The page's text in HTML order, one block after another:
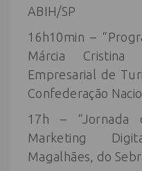
ABIH/SP
16h10min –
Márcia
Empresarial de
Confederação
17h – “Jornada
Marketing
Magalhães, do